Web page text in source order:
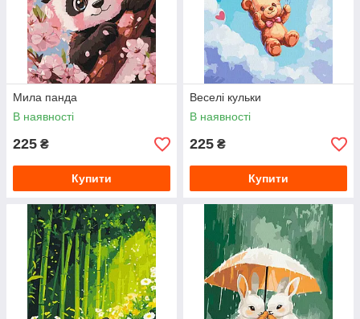
Мила панда
В наявності
225 ₴
Купити
Веселі кульки
В наявності
225 ₴
Купити